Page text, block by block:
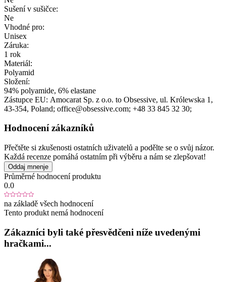
Sušení v sušičce:
Ne
Vhodné pro:
Unisex
Záruka:
1 rok
Materiál:
Polyamid
Složení:
94% polyamide, 6% elastane
Zástupce EU: Amocarat Sp. z o.o. to Obsessive, ul. Królewska 1 ,
43-354, Poland; office@obsessive.com; +48 33 845 32 30;
Hodnocení zákazníků
Přečtěte si zkušenosti ostatních uživatelů a podělte se o svůj názor.
Každá recenze pomáhá ostatním při výběru a nám se zlepšovat!
Oddaj mnenje
Průměrné hodnocení produktu
0.0
na základě všech hodnocení
Tento produkt nemá hodnocení
Zákazníci byli také přesvědčeni níže uvedenými
hračkami...